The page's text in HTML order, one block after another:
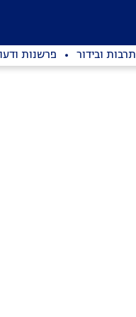
תרבות ובידור פרשנות